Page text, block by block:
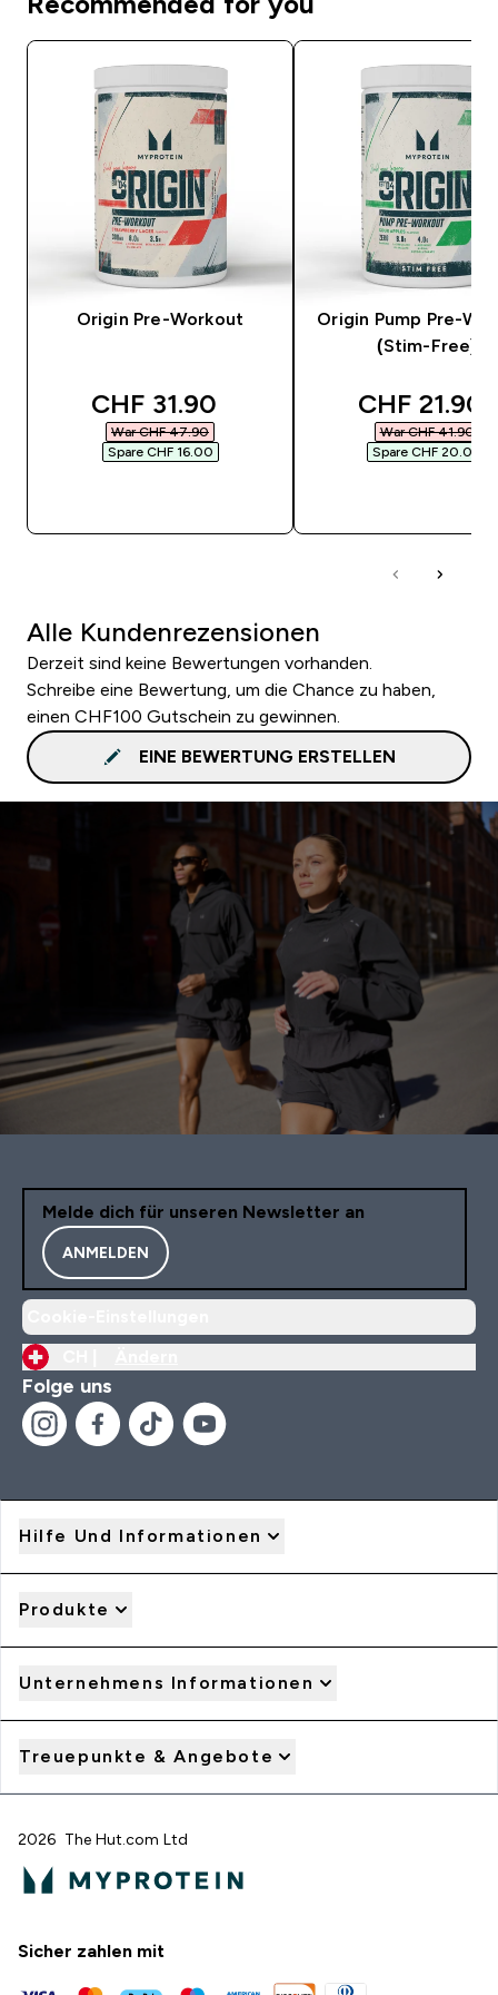
Origin Pre-Workout
discounted price
CHF 31.90‎
War CHF 47.90‎
Spare CHF 16.00‎
Origin Pump Pre-
(Stim-Free)
CHF 21.90‎
War CHF 41.90‎
Spare CHF 20.00‎
Alle Kundenrezensionen
Derzeit sind keine Bewertungen vorhanden.
Schreibe eine Bewertung, um die Chance zu haben,
einen CHF100 Gutschein zu gewinnen.
EINE BEWERTUNG ERSTELLEN
Melde dich für unseren Newsletter an
ANMELDEN
Folge uns
Hilfe Und Informationen
Produkte
Unternehmens Informationen
Treuepunkte & Angebote
2026 The Hut.com Ltd
Sicher zahlen mit